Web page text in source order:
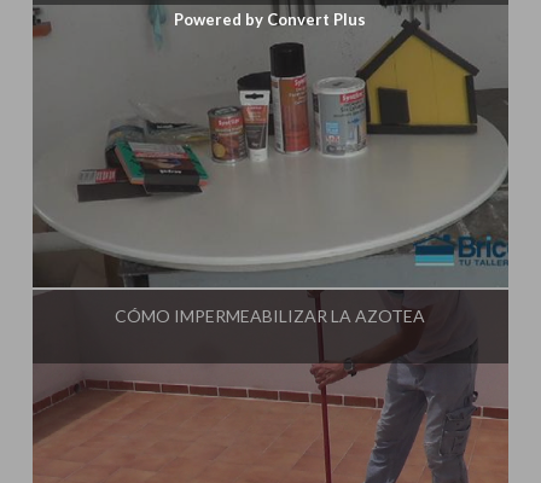
Influencer:Tu Taller de Bricolaje
CÓMO IMPERMEABILIZAR LA AZOTEA
Powered by Convert Plus